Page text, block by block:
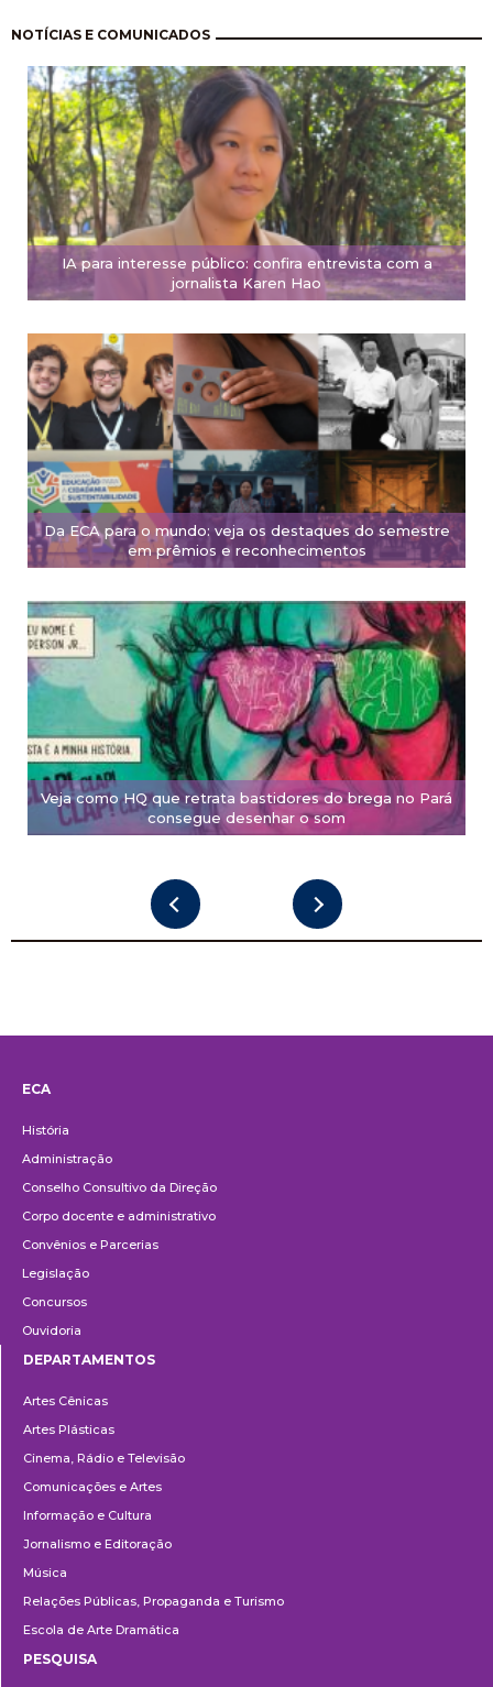
NOTÍCIAS E COMUNICADOS
IA para interesse público: confira entrevista com a
jornalista Karen Hao
Da ECA para o mundo: veja os destaques do semestre
em prêmios e reconhecimentos
Veja como HQ que retrata bastidores do brega no Pará
consegue desenhar o som
Pagination
ECA
História
Administração
Conselho Consultivo da Direção
Corpo docente e administrativo
Convênios e Parcerias
Legislação
Concursos
Ouvidoria
DEPARTAMENTOS
Artes Cênicas
Artes Plásticas
Cinema, Rádio e Televisão
Comunicações e Artes
Informação e Cultura
Jornalismo e Editoração
Música
Relações Públicas, Propaganda e Turismo
Escola de Arte Dramática
PESQUISA